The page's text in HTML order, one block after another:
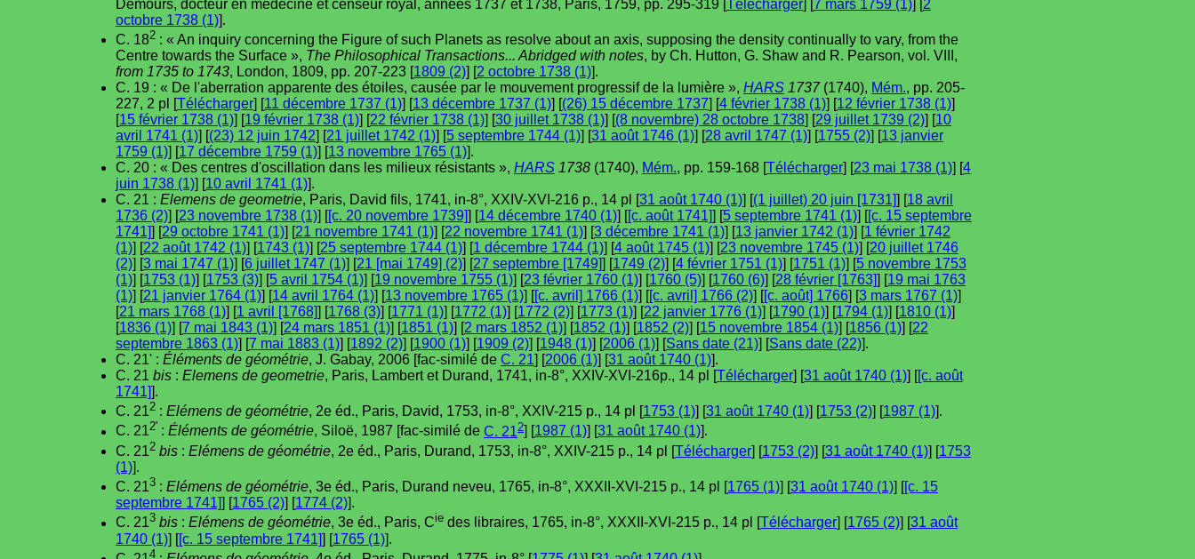
Demours, docteur en médecine et censeur royal, années 1737 et 1738, Paris, 1759, pp. 295-319 [Télécharger] [7 mars 1759 (1)] [2
octobre 1738 (1)].
C. 182 : « An inquiry concerning the Figure of such Planets as resolve about an axis, supposing the density continually to vary, from the
Centre towards the Surface », The Philosophical Transactions... Abridged with notes, by Ch. Hutton, G. Shaw and R. Pearson, vol. VIII,
from 1735 to 1743, London, 1809, pp. 207-223 [1809 (2)] [2 octobre 1738 (1)].
C. 19 : « De l'aberration apparente des étoiles, causée par le mouvement progressif de la lumière », HARS 1737(1740), Mém., pp. 205-
227, 2 pl [Télécharger] [11 décembre 1737 (1)] [13 décembre 1737 (1)] [(26) 15 décembre 1737] [4 février 1738 (1)] [12 février 1738 (1)]
[15 février 1738 (1)] [19 février 1738 (1)] [22 février 1738 (1)] [30 juillet 1738 (1)] [(8 novembre) 28 octobre 1738] [29 juillet 1739 (2)] [10
avril 1741 (1)] [(23) 12 juin 1742] [21 juillet 1742 (1)] [5 septembre 1744 (1)] [31 août 1746 (1)] [28 avril 1747 (1)] [1755 (2)] [13 janvier
1759 (1)] [17 décembre 1759 (1)] [13 novembre 1765 (1)].
C. 20 : « Des centres d'oscillation dans les milieux résistants », HARS 1738 (1740), Mém., pp. 159-168 [Télécharger] [23 mai 1738 (1)] [4
juin 1738 (1)] [10 avril 1741 (1)].
C. 21 : Elemens de geometrie, Paris, David fils, 1741, in-8°, XXIV-XVI-216 p., 14 pl [31 août 1740 (1)] [(1 juillet) 20 juin [1731]] [18 avril
1736 (2)] [23 novembre 1738 (1)] [[c. 20 novembre 1739]] [14 décembre 1740 (1)] [[c. août 1741]] [5 septembre 1741 (1)] [[c. 15 septembre
1741]] [29 octobre 1741 (1)] [21 novembre 1741 (1)] [22 novembre 1741 (1)] [3 décembre 1741 (1)] [13 janvier 1742 (1)] [1 février 1742
(1)] [22 août 1742 (1)] [1743 (1)] [25 septembre 1744 (1)] [1 décembre 1744 (1)] [4 août 1745 (1)] [23 novembre 1745 (1)] [20 juillet 1746
(2)] [3 mai 1747 (1)] [6 juillet 1747 (1)] [21 [mai 1749] (2)] [27 septembre [1749]] [1749 (2)] [4 février 1751 (1)] [1751 (1)] [5 novembre 1753
(1)] [1753 (1)] [1753 (3)] [5 avril 1754 (1)] [19 novembre 1755 (1)] [23 février 1760 (1)] [1760 (5)] [1760 (6)] [28 février [1763]] [19 mai 1763
(1)] [21 janvier 1764 (1)] [14 avril 1764 (1)] [13 novembre 1765 (1)] [[c. avril] 1766 (1)] [[c. avril] 1766 (2)] [[c. août] 1766] [3 mars 1767 (1)]
[21 mars 1768 (1)] [1 avril [1768]] [1768 (3)] [1771 (1)] [1772 (1)] [1772 (2)] [1773 (1)] [22 janvier 1776 (1)] [1790 (1)] [1794 (1)] [1810 (1)]
[1836 (1)] [7 mai 1843 (1)] [24 mars 1851 (1)] [1851 (1)] [2 mars 1852 (1)] [1852 (1)] [1852 (2)] [15 novembre 1854 (1)] [1856 (1)] [22
septembre 1863 (1)] [7 mai 1883 (1)] [1892 (2)] [1900 (1)] [1909 (2)] [1948 (1)] [2006 (1)] [Sans date (21)] [Sans date (22)].
C. 21' : Éléments de géométrie, J. Gabay, 2006 [fac-similé de C. 21] [2006 (1)] [31 août 1740 (1)].
C. 21 bis : Elemens de geometrie, Paris, Lambert et Durand, 1741, in-8°, XXIV-XVI-216p., 14 pl [Télécharger] [31 août 1740 (1)] [[c. août
1741]].
C. 212 : Elémens de géométrie, 2e éd., Paris, David, 1753, in-8°, XXIV-215 p., 14 pl [1753 (1)] [31 août 1740 (1)] [1753 (2)] [1987 (1)].
C. 212' : Éléments de géométrie, Siloë, 1987 [fac-similé de C. 212 1987 (1) 31 août 1740 (1) ].
C. 212 bis : Elémens de géométrie, 2e éd., Paris, Durand, 1753, in-8°, XXIV-215 p., 14 pl [Télécharger] [1753 (2)] [31 août 1740 (1)] [1753
(1)].
C. 213 : Elémens de géométrie, 3e éd., Paris, Durand neveu, 1765, in-8°, XXXII-XVI-215 p., 14 pl [1765 (1)] [31 août 1740 (1)] [[c. 15
septembre 1741]] [1765 (2)] [1774 (2)].
C. 213 bis : Elémens de géométrie, 3e éd., Paris, Cie des libraires, 1765, in-8°, XXXII-XVI-215 p., 14 pl [ Télécharger 1765 (2)
31 août
1740 (1)] [[c. 15 septembre 1741]] [1765 (1)].
4